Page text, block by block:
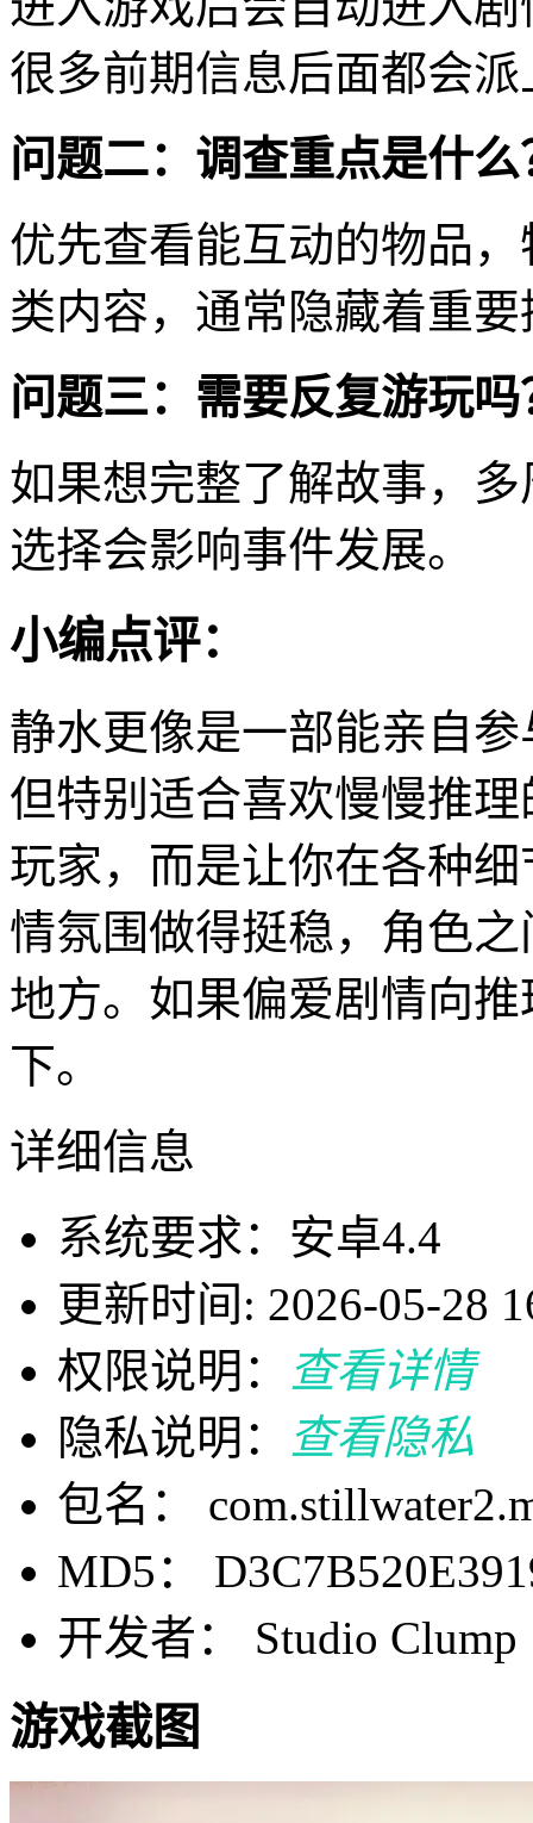
很多前期信息后面都会
问题二：调查重点是什么
优先查看能互动的物品
类内容，通常隐藏着重要
问题三：需要反复游玩吗
如果想完整了解故事，
选择会影响事件发展。
小编点评：
静水更像是一部能亲自
但特别适合喜欢慢慢推
玩家，而是让你在各种
情氛围做得挺稳，角色
地方。如果偏爱剧情向
下。
详细信息
系统要求：安卓4.4
更新时间: 2026-05-28
权限说明：
查看详情
隐私说明：
查看隐私
包名：
MD5：
开发者： Studio Clump
游戏截图